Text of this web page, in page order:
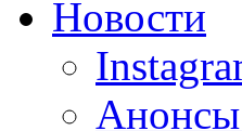
Новости